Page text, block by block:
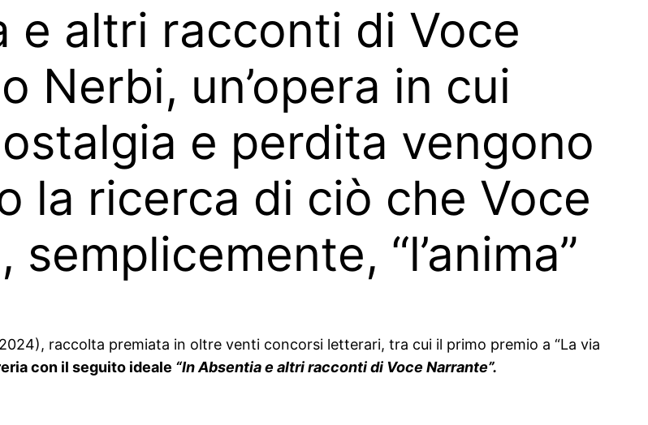
e altri racconti di Voce
Nerbi, un’opera in cui
e perdita vengono
la ricerca di ciò che Voce
“l’anima”
raccolta premiata in oltre venti concorsi letterari, tra cui il primo premio a “La via
con il seguito ideale “In Absentia e altri racconti di Voce Narrante”.